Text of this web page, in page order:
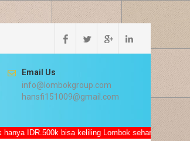
Email Us
info@lombokgroup.com
hansfi151009@gmail.com
bisa keliling Lombok seharian sudah termasuk